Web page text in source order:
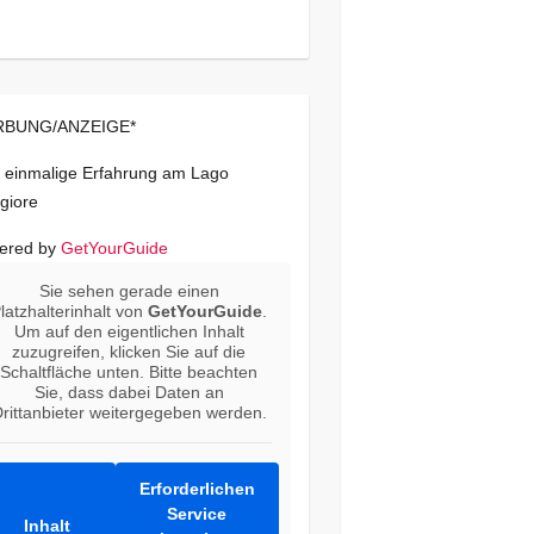
ANZEIGE*
einmalige Erfahrung am Lago
by GetYourGuide
Sie sehen gerade einen
vonGetYourGuide
Um auf den eigentlichen Inhalt
zuzugreifen, klicken Sie auf die
Schaltfläche unten. Bitte beachten
Sie, dass dabei Daten an
weitergegeben werden.
Inhalt
Erforderlichen
Service